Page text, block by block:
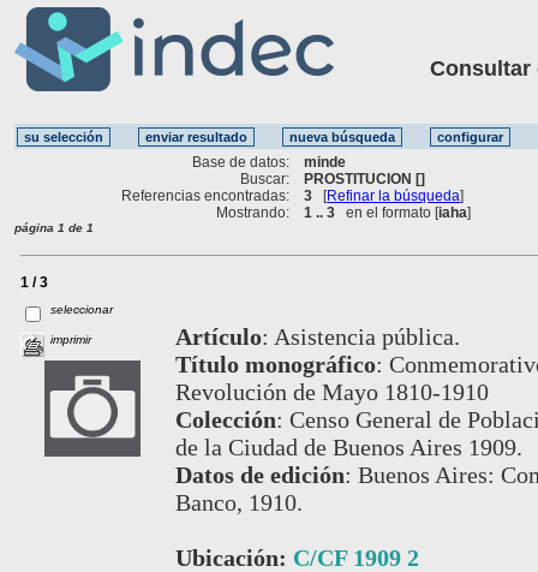
Consultar
Base de datos:
minde
Buscar:
PROSTITUCION []
Referencias encontradas:
3 [Refinar la búsqueda]
Mostrando:
1 .. 3 en el formato [iaha]
página 1 de 1
1 / 3
seleccionar
imprimir Artículo: Asistencia pública.
Título monográfico:
Revolución de Mayo 1810-1910
Colección: Censo General de
de la Ciudad de Buenos Aires 1909.
Datos de edición: Buenos Aires:
Banco, 1910.
Ubicación: C/CF 1909 2